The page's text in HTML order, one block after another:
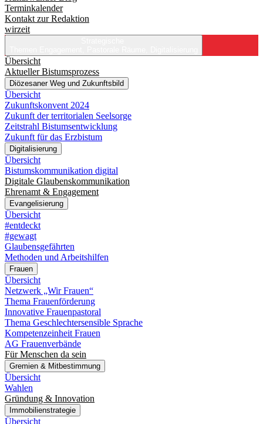
Terminkalender
Kontakt zur Redaktion
wirzeit
Übersicht
Aktueller Bistumsprozess
Diözesaner Weg und Zukunftsbild
Übersicht
Zukunftskonvent 2024
Zukunft der territorialen Seelsorge
Zeitstrahl Bistumsentwicklung
Zukunft für das Erzbistum
Digitalisierung
Übersicht
Bistumskommunikation digital
Digitale Glaubenskommunikation
Ehrenamt & Engagement
Evangelisierung
Übersicht
#entdeckt
#gewagt
Glaubensgefährten
Methoden und Arbeitshilfen
Frauen
Übersicht
Netzwerk „Wir Frauen“
Thema Frauenförderung
Innovative Frauenpastoral
Thema Geschlechtersensible Sprache
Kompetenzeinheit Frauen
AG Frauenverbände
Für Menschen da sein
Gremien & Mitbestimmung
Übersicht
Wahlen
Gründung & Innovation
Immobilienstrategie
Übersicht